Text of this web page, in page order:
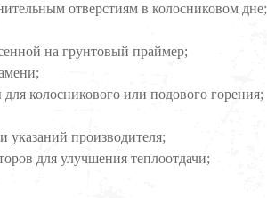
отверстиям в колосниковом дне;
на грунтовый праймер;
колосникового или подового горения;
указаний производителя;
для улучшения теплоотдачи;